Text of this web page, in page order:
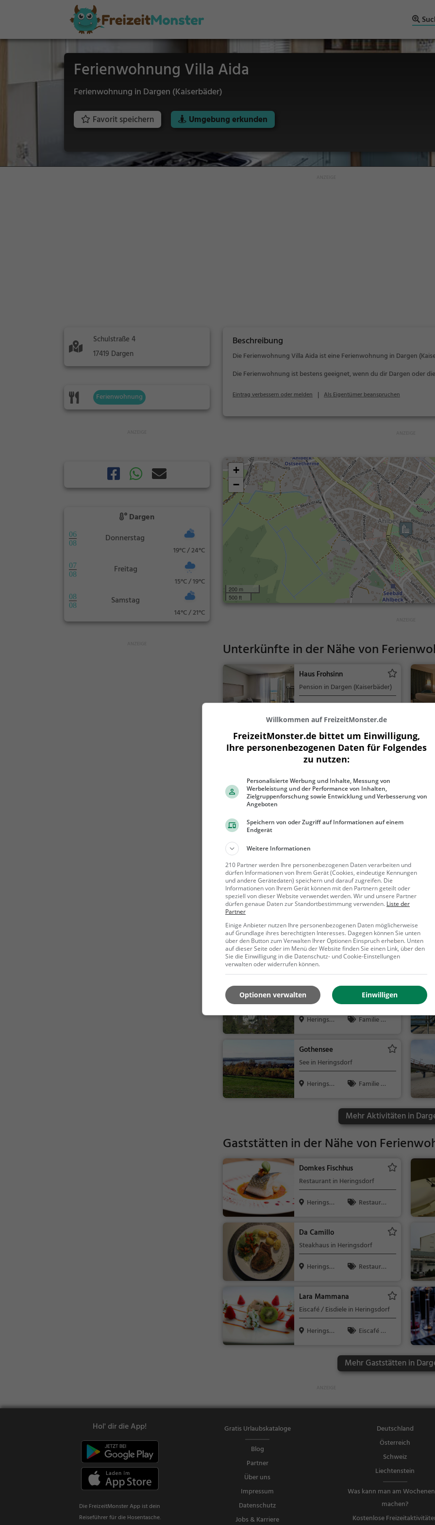
Ferienwohnung Villa Aida
Ferienwohnung in Dargen (Kaiserbäder)
Favorit speichern Umgebung erkunden
Schulstraße 4
17419 Dargen
Ferienwohnung
Dargen
06
08
Donnerstag
19°C / 24°C
07
08
Freitag
15°C / 19°C
08
08
Samstag
14°C / 21°C
Beschreibung
Die Ferienwohnung Villa Aida ist eine Ferienwohnung in Dargen
Die Ferienwohnung ist bestens geeignet, wenn du dir Dargen oder
Eintrag verbessern oder melden | Als Eigentümer beanspruchen
+
−
200 m
500 ft
Unterkünfte in der Nähe von
Haus Frohsinn
Pension in Dargen (Kaiserbäder)
Stellplatz Rauthe am
Bahnhof
Stellplatz in Dargen (Kaiserbäder)
Pension Antje
Mehr Unterkünfte in
Aktivitäten in der Nähe von
Kurpark
Park in Heringsdorf (Kaiserbäder)
Heringsdo
rf
Familie &
Seebrücke Heringsdorf
Seebrücke in Heringsdorf
Heringsdo
Familie &
Gothensee
See in Heringsdorf
Heringsdo
Familie &
r, See
Mehr Aktivitäten in
Gaststätten in der Nähe von
Domkes Fischhus
Restaurant in Heringsdorf
Heringsdo
Restaura
Abendessen
Da Camillo
Steakhaus in Heringsdorf
Heringsdo
Restaura
en, Mittagess
en, Italienisc
päisch, Vege
terran
Lara Mammana
Eiscafé / Eisdiele in Heringsdorf
Heringsdo
Eiscafé /
ele
Mehr Gaststätten in
Hol' dir die App!
Die FreizeitMonster App ist dein
Reiseführer für die Hosentasche.
Gratis Urlaubskataloge
Blog
Partner
Über uns
Impressum
Datenschutz
Jobs & Karriere
Deutschland
Österreich
Schweiz
Liechtenstein
Was kann man am
machen?
Kostenlose
Willkommen auf FreizeitMonster.de
FreizeitMonster.de bittet um Einwilligung,
Ihre personenbezogenen Daten für Folgendes
zu nutzen:
Personalisierte Werbung und Inhalte, Messung von
Werbeleistung und der Performance von Inhalten,
Zielgruppenforschung sowie Entwicklung und Verbesserung von
Angeboten
Speichern von oder Zugriff auf Informationen auf einem
Endgerät
Weitere Informationen
210 Partner werden Ihre personenbezogenen Daten verarbeiten und
dürfen Informationen von Ihrem Gerät (Cookies, eindeutige Kennungen
und andere Gerätedaten) speichern und darauf zugreifen. Die
Informationen von Ihrem Gerät können mit den Partnern geteilt oder
speziell von dieser Website verwendet werden. Wir und unsere Partner
dürfen genaue Daten zur Standortbestimmung verwenden. Liste der
Partner
Einige Anbieter nutzen Ihre personenbezogenen Daten möglicherweise
auf Grundlage ihres berechtigten Interesses. Dagegen können Sie unten
über den Button zum Verwalten Ihrer Optionen Einspruch erheben. Unten
auf dieser Seite oder im Menü der Website finden Sie einen Link, über den
Sie die Einwilligung in die Datenschutz- und Cookie-Einstellungen
verwalten oder widerrufen können.
Einwilligen
Optionen verwalten